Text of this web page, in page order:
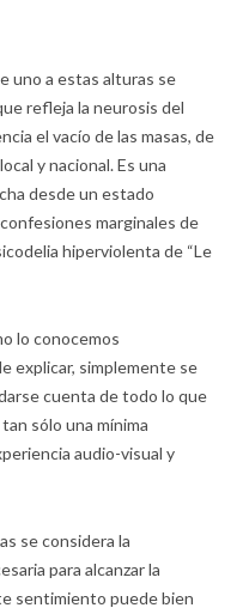
uno a estas alturas se
refleja la neurosis del
el vacío de las masas, de
y nacional. Es una
desde un estado
marginales de
hiperviolenta de “Le
lo conocemos
explicar, simplemente se
cuenta de todo lo que
sólo una mínima
audio-visual y
se considera la
para alcanzar la
sentimiento puede bien